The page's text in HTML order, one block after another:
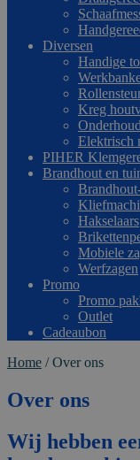
Diversen
Handige
Kreg
Elektrisch
PIHER
Brandhout en
Hakselaars
Mobiele
Werfzagen
Promo
Promo
Outlet
Cadeaubon
Home /Over ons
Over ons
Wij hebben